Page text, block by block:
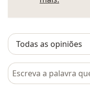
Pesquisar em opiniões